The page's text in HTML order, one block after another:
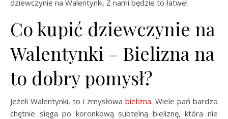
dziewczynie na Walentynki. Z nami będzie to łatwe!
Co kupić dziewczynie na
Walentynki – Bielizna na
to dobry pomysł?
Jeżeli Walentynki, to i zmysłowa bielizna. Wiele pań bardzo
chętnie sięga po koronkową subtelną bieliznę, która nie